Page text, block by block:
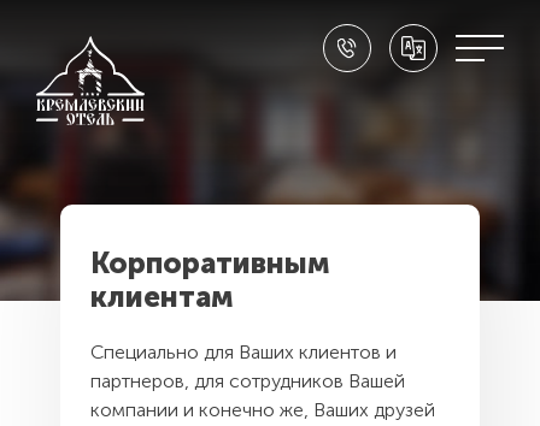
ПРАЗДНИКИ И СОБЫТИЯ
Скидка до -10%
Семейный отдых
Масленица в Суздале 2026
Корпоративным
клиентам
Специально для Ваших клиентов и
партнеров, для сотрудников Вашей
компании и конечно же, Ваших друзей